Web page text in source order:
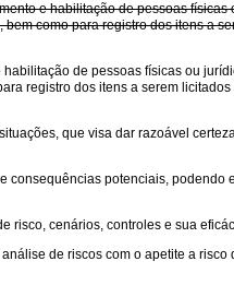
e habilitação de pessoas
como para registro dos itens a
de pessoas físicas ou
registro dos itens a serem
que visa dar razoável
potenciais,
risco, cenários, controles e sua
de riscos com o apetite a risco